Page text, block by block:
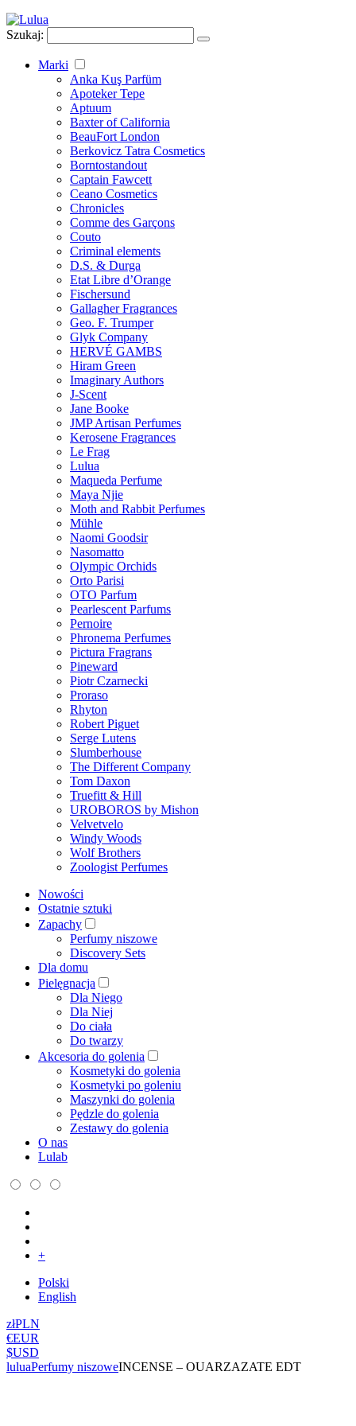
Szukaj:
Marki
Anka Kuş Parfüm
Apoteker Tepe
Aptuum
Baxter of California
BeauFort London
Berkovicz Tatra Cosmetics
Borntostandout
Captain Fawcett
Ceano Cosmetics
Chronicles
Comme des Garçons
Couto
Criminal elements
D.S. & Durga
Etat Libre d’Orange
Fischersund
Gallagher Fragrances
Geo. F. Trumper
Glyk Company
HERVÉ GAMBS
Hiram Green
Imaginary Authors
J-Scent
Jane Booke
JMP Artisan Perfumes
Kerosene Fragrances
Le Frag
Lulua
Maqueda Perfume
Maya Njie
Moth and Rabbit Perfumes
Mühle
Naomi Goodsir
Nasomatto
Olympic Orchids
Orto Parisi
OTO Parfum
Pearlescent Parfums
Pernoire
Phronema Perfumes
Pictura Fragrans
Pineward
Piotr Czarnecki
Proraso
Rhyton
Robert Piguet
Serge Lutens
Slumberhouse
The Different Company
Tom Daxon
Truefitt & Hill
UROBOROS by Mishon
Velvetvelo
Windy Woods
Wolf Brothers
Zoologist Perfumes
Nowości
Ostatnie sztuki
Zapachy
Perfumy niszowe
Discovery Sets
Dla domu
Pielęgnacja
Dla Niego
Dla Niej
Do ciała
Do twarzy
Akcesoria do golenia
Kosmetyki do golenia
Kosmetyki po goleniu
Maszynki do golenia
Pędzle do golenia
Zestawy do golenia
O nas
Lulab
+
Polski
English
złPLN
€EUR
$USD
luluaPerfumy niszoweINCENSE – OUARZAZATE EDT